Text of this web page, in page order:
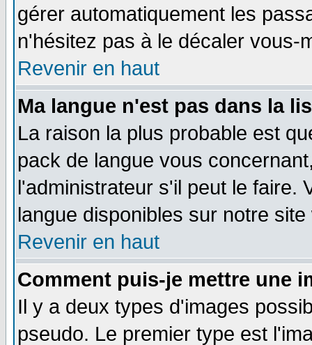
gérer automatiquement les
n'hésitez pas à le décaler vous-
Revenir en haut
Ma langue n'est pas dans la
La raison la plus probable est
pack de langue vous
l'administrateur s'il peut le faire.
langue disponibles sur notre site
Revenir en haut
Comment puis-je mettre une
Il y a deux types d'images
pseudo. Le premier type est